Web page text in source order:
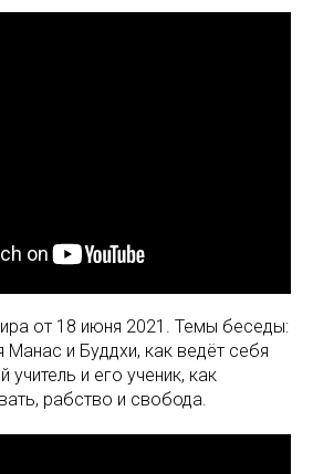
от 18 июня 2021. Темы беседы:
Манас и Буддхи, как ведёт себя
учитель и его ученик, как
рабство и свобода.